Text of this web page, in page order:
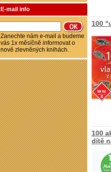
E-mail info
Zanechte nám e-mail a budeme
vás 1x měsíčně informovat o
nově zlevněných knihách.
100
100
dítě